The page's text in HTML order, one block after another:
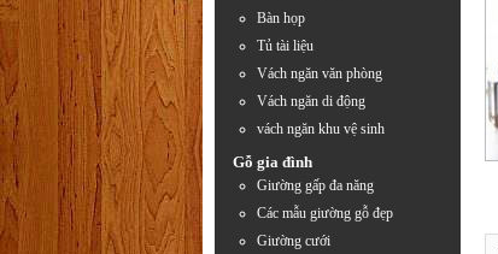
Bàn họp
Tủ tài liệu
Vách ngăn văn phòng
Vách ngăn di động
vách ngăn khu vệ sinh
Gỗ gia đình
Giường gấp đa năng
Các mẫu giường gỗ đẹp
Giường cưới